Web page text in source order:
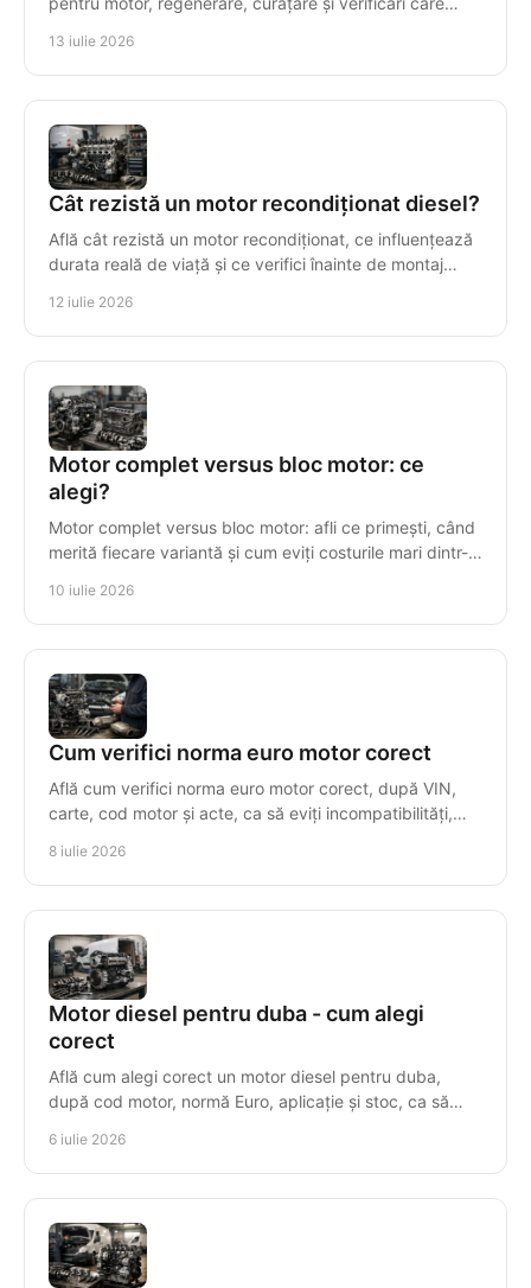
13 iulie 2026
Cât rezistă un motor recondiționat diesel?
Află cât rezistă un motor recondiționat, ce influențează
durata reală de viață și ce verifici înainte de montaj
12 iulie 2026
Motor complet versus bloc motor: ce
alegi?
Motor complet versus bloc motor: afli ce primești, când
merită fiecare variantă și cum eviți costurile mari dintr-o
10 iulie 2026
Cum verifici norma euro motor corect
Află cum verifici norma euro motor corect, după VIN,
carte, cod motor și acte, ca să eviți incompatibilități,
8 iulie 2026
Motor diesel pentru duba - cum alegi
corect
Află cum alegi corect un motor diesel pentru duba,
după cod motor, normă Euro, aplicație și stoc, ca să
6 iulie 2026